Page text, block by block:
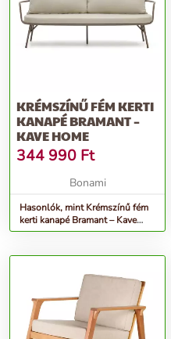
KRÉMSZÍNŰ FÉM KERTI
KANAPÉ BRAMANT –
KAVE HOME
344 990 Ft
Bonami
Hasonlók, mint Krémszínű fém
kerti kanapé Bramant – Kave
Home